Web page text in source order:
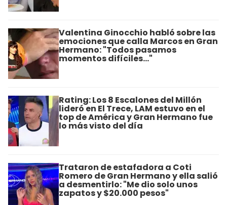
Valentina Ginocchio habló sobre las
emociones que calla Marcos en Gran
Hermano: "Todos pasamos
momentos difíciles..."
Rating: Los 8 Escalones del Millón
lideró en El Trece, LAM estuvo en el
top de América y Gran Hermano fue
lo más visto del día
Trataron de estafadora a Coti
Romero de Gran Hermano y ella salió
a desmentirlo: "Me dio solo unos
zapatos y $20.000 pesos"